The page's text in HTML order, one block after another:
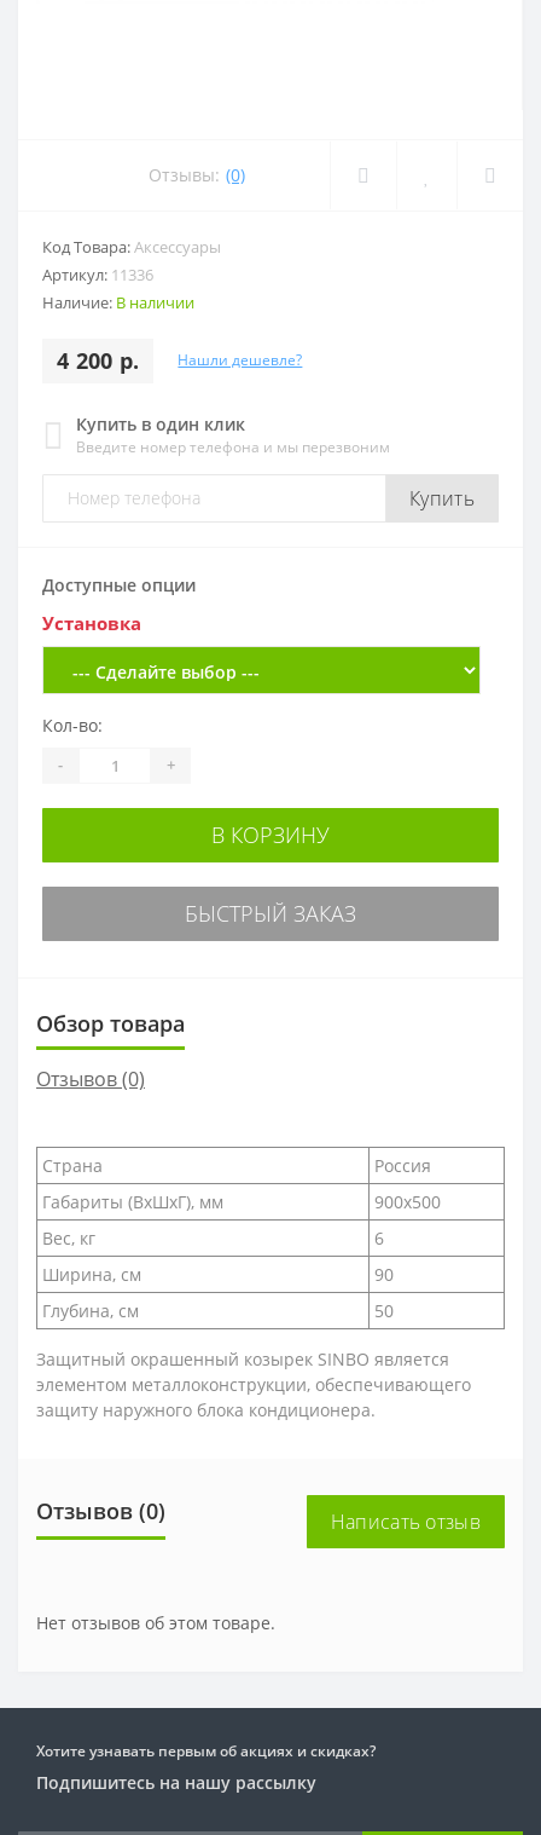
Отзывы: (0)
Код Товара:Аксессуары
Артикул: 11336
Наличие: В наличии
4 200 р. Нашли дешевле?
Купить в один клик
Введите номер телефона и мы перезвоним
Купить
Доступные опции
Установка
Кол-во:
- +
В КОРЗИНУ
БЫСТРЫЙ ЗАКАЗ
Обзор товара
Отзывов (0)
Страна
Россия
Габариты (ВxШxГ), мм
900х500
Вес, кг
6
Ширина, см
90
Глубина, см
50
Защитный окрашенный козырек SINBO является
элементом металлоконструкции, обеспечивающего
защиту наружного блока кондиционера.
Отзывов (0) Написать отзыв
Нет отзывов об этом товаре.
Хотите узнавать первым об акциях и скидках?
Подпишитесь на нашу рассылку